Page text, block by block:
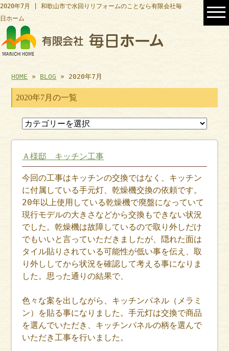
2020年7月 | 和歌山市で水回りリフォームのことなら有限会社毎
日ホーム
HOME » BLOG » 2020年7月
2020年7月の一覧
Ａ様邸 キッチン工事
今回の工事はキッチンの交換ではなく、キッチン
に付属している手元灯、乾燥機交換の依頼です。
20年以上使用している乾燥機で廃盤になっていて
現行モデルの大きさなどから交換もできない状況
でした。乾燥機は故障しているので取り外しだけ
でもいいと言っていただきましたが、隠れた面は
タイル貼りされている可能性が低い事を伝え、取
り外ししてから状況を確認して考える事になりま
した。思った通りの結果で、
色々な案を出しながら、キッチンパネル（メラミ
ン）を貼る事になりました。手元灯は交換で商品
を選んでいただき、キッチンパネルの柄を選んで
いただき工事を行いました。